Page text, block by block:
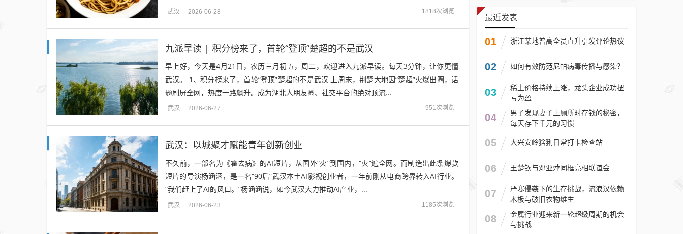
武汉 2026-06-28 1818次浏览
九派早读 | 积分榜来了，首轮“登顶”楚超的不是武汉
早上好，今天是4月21日，农历三月初五，周二，欢迎进入九派早读。每天3分钟，让你更懂
武汉。 1、积分榜来了，首轮“登顶”楚超的不是武汉 上周末，荆楚大地因“楚超”火爆出圈，话
题刷屏全网，热度一路飙升。成为湖北人朋友圈、社交平台的绝对顶流...
武汉 2026-06-27 951次浏览
武汉：以城聚才赋能青年创新创业
不久前，一部名为《霍去病》的AI短片，从国外“火”到国内，“火”遍全网。而制造出此条爆款
短片的导演杨涵涵，是一名“90后”武汉本土AI影视创业者，一年前刚从电商跨界转入AI行业。
“我们赶上了AI的风口。”杨涵涵说，如今武汉大力推动AI产业，...
武汉 2026-06-23 1185次浏览
最近发表
01 浙江某地普高全员直升引发评论热议
02 如何有效防范尼帕病毒传播与感染？
03
稀土价格持续上涨，龙头企业成功扭
亏为盈
04
男子发现妻子上厕所时存钱的秘密，
每天存下千元的习惯
05 大兴安岭猞猁日常打卡检查站
06 王楚钦与邓亚萍同框亮相联谊会
07
严寒侵袭下的生存挑战，流浪汉依赖
木板与破旧衣物维生
08
金属行业迎来新一轮超级周期的机会
与挑战